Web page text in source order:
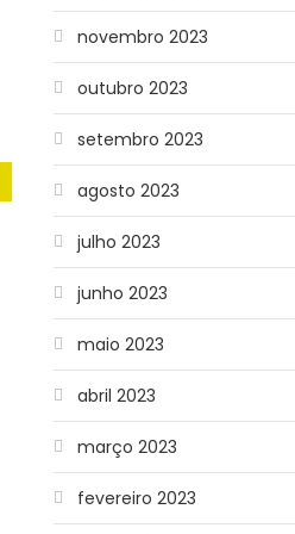
novembro 2023
outubro 2023
setembro 2023
agosto 2023
julho 2023
junho 2023
maio 2023
abril 2023
março 2023
fevereiro 2023